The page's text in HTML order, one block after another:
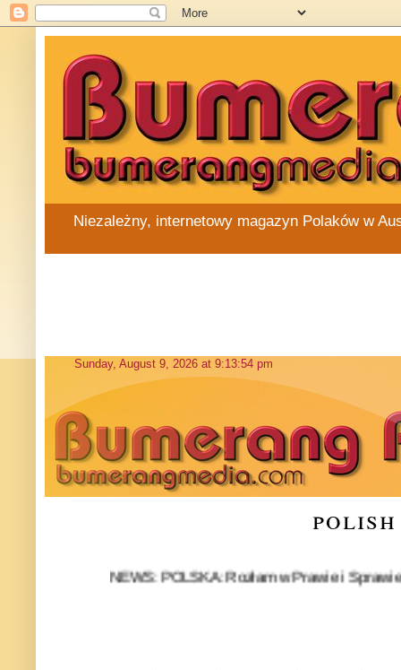
Niezależny, internetowy magazyn Polaków w
NEWS: POLSKA: Rozłam w Prawie i